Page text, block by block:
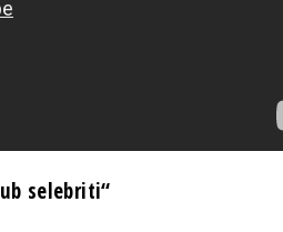
selebriti“